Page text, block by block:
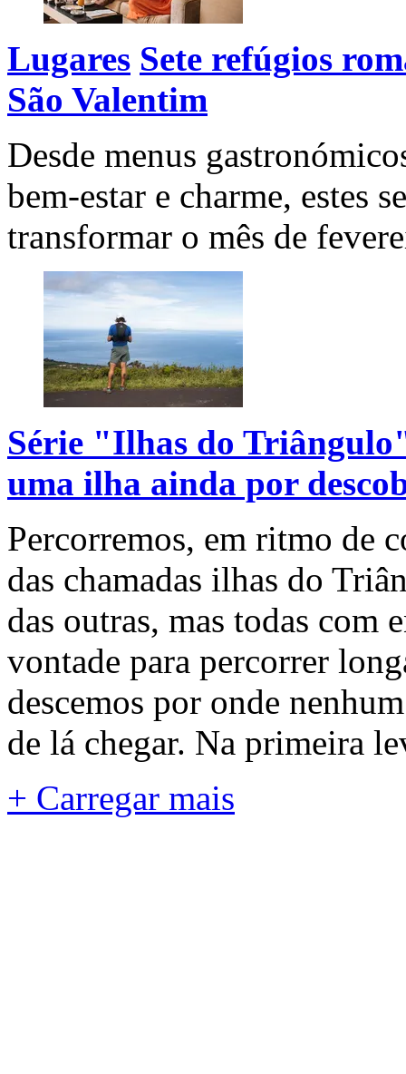
Lugares Sete refúgios
São Valentim
Desde menus
bem-estar e charme, estes
transformar o mês de
Série "Ilhas do
uma ilha ainda por
Percorremos, em ritmo de
das chamadas ilhas do
das outras, mas todas com
vontade para percorrer
descemos por onde
de lá chegar. Na primeira
+ Carregar mais